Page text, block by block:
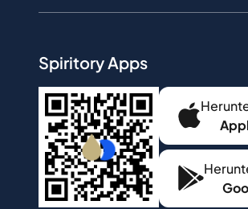
Spiritory Apps